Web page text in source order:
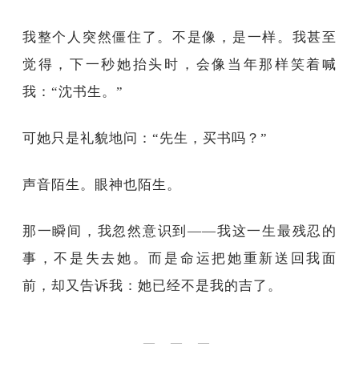
我整个人突然僵住了。不是像，是一样。我甚至
觉得，下一秒她抬头时，会像当年那样笑着喊
我：“沈书生。”
可她只是礼貌地问：“先生，买书吗？”
声音陌生。眼神也陌生。
那一瞬间，我忽然意识到——我这一生最残忍的
事，不是失去她。而是命运把她重新送回我面
前，却又告诉我：她已经不是我的吉了。
— — —